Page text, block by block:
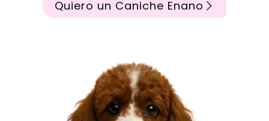
Quiero un Caniche Enano